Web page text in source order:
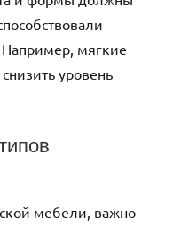
мягкие
уровень
мебели, важно